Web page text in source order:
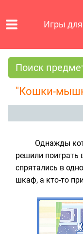
Игры
Поиск
"Кошки-
Однажды
решили поиграть
спрятались в
шкаф, а кто-то
котик никак не
Внимательно
Ваське